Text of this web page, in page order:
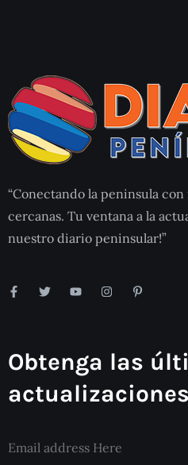
“Conectando la peninsula
cercanas. Tu ventana a la
nuestro diario peninsular!”
Obtenga las
actualizaciones